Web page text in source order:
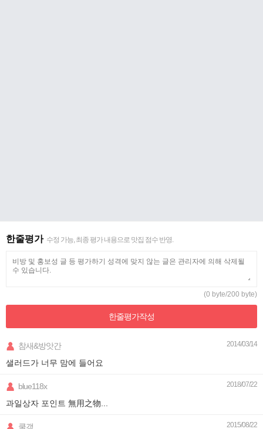
한줄평가 수정 가능, 최종 평가 내용으로 맛집 점수 반영.
(0 byte/200 byte)
한줄평가작성
참새&방앗간 2014/03/14
샐러드가 너무 맘에 들어요
blue118x 2018/07/22
과일상자 포인트 無用之物...
쿨갱 2015/08/22